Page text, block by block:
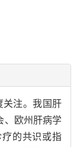
关注。我国肝
、欧州肝病学
的共识或指